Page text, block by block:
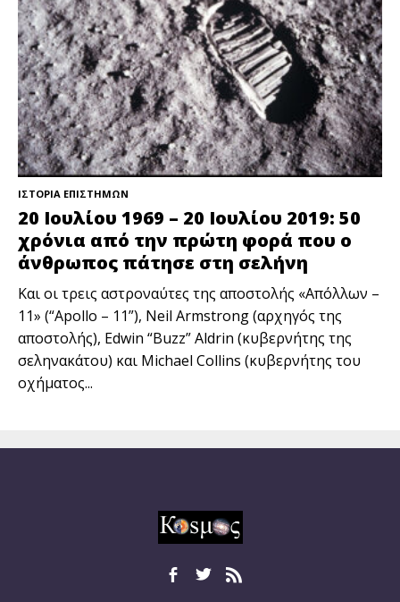
ΙΣΤΟΡΙΑ ΕΠΙΣΤΗΜΩΝ
20 Ιουλίου 1969 – 20 Ιουλίου 2019: 50
χρόνια από την πρώτη φορά που ο
άνθρωπος πάτησε στη σελήνη
Και οι τρεις αστροναύτες της αποστολής «Απόλλων –
11» (“Apollo – 11”), Neil Armstrong (αρχηγός της
αποστολής), Edwin “Buzz” Aldrin (κυβερνήτης της
σεληνακάτου) και Michael Collins (κυβερνήτης του
οχήματος...